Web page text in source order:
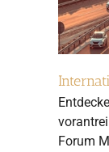
Forum